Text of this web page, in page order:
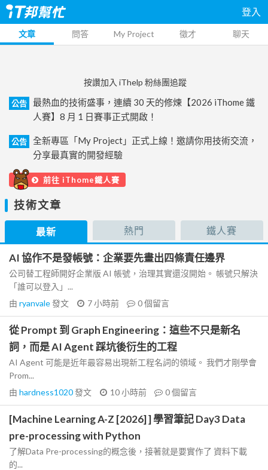
登入
文章 問答 My Project 徵才 聊天
按讚加入 iThelp 粉絲團追蹤
公告
最熱血的技術盛事，連續 30 天的修煉【2026 iThome 鐵
人賽】8 月 1 日賽事正式開啟！
公告
全新專區「My Project」正式上線！邀請你用技術交流，
分享最真實的開發經驗
前往 iThome鐵人賽
技術文章
最新 熱門 鐵人賽
AI 協作不是發帳號：企業要先畫出四條責任邊界
公司替工程師開好企業版 AI 帳號，治理其實還沒開始。 帳號只解決
「誰可以登入」...
由 ryanvale發文 7 小時前 0個留言
從 Prompt 到 Graph Engineering：這些不只是新名
詞，而是 AI Agent 踩坑後衍生的工程
AI Agent 可能是近年最容易出現新工程名詞的領域。 我們才剛學會
Prom...
由 hardness1020發文 10 小時前 0個留言
[Machine Learning A-Z [2026] ] 學習筆記 Day3 Data
pre-processing with Python
了解Data Pre-processing的概念後，接著就是要實作了 資料下載
的...